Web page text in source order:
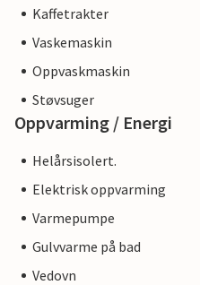
Kaffetrakter
Vaskemaskin
Oppvaskmaskin
Støvsuger
Oppvarming / Energi
Helårsisolert.
Elektrisk oppvarming
Varmepumpe
Gulvvarme på bad
Vedovn